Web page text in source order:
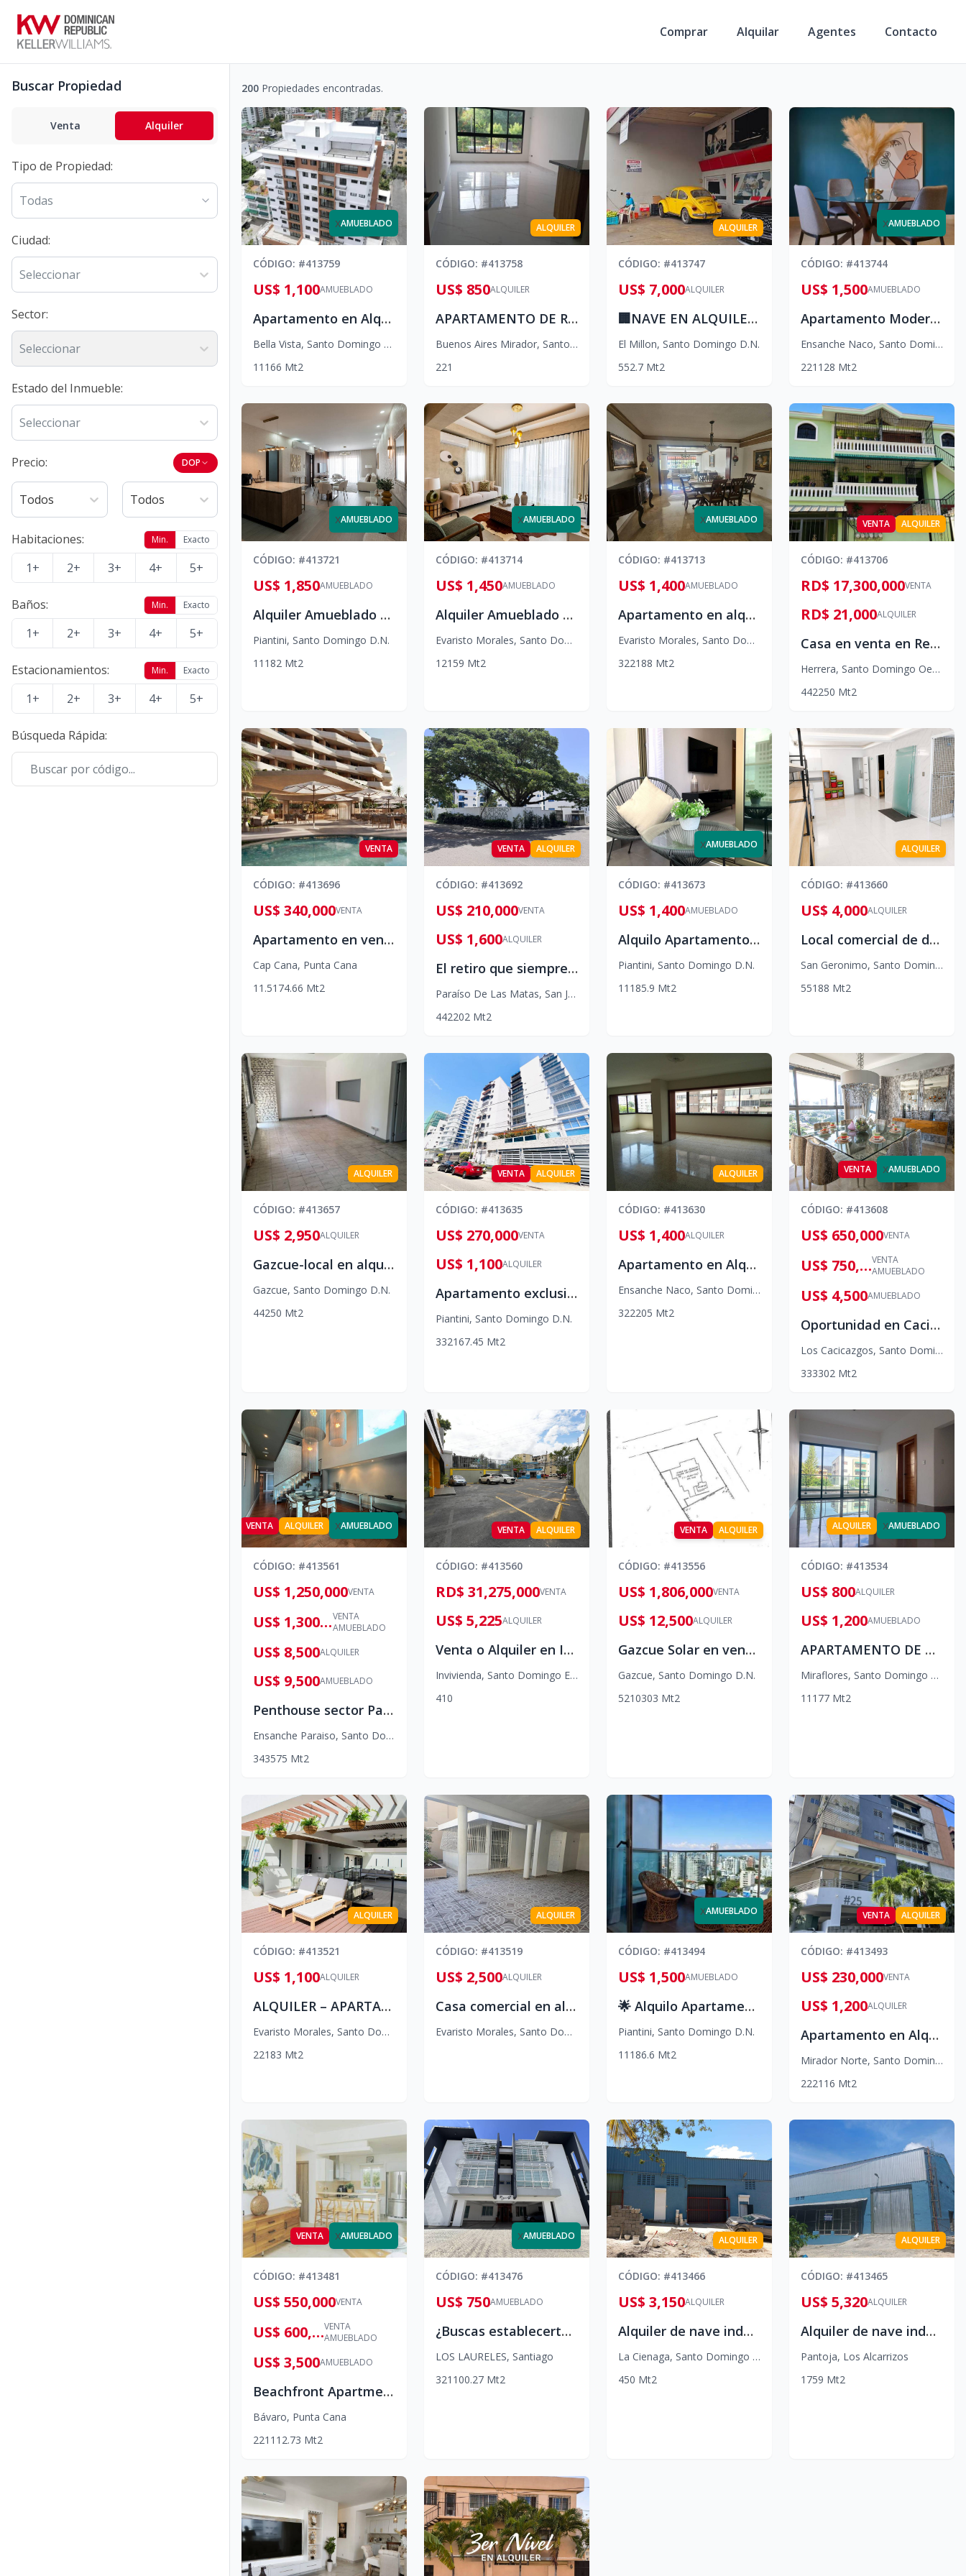
Comprar Alquilar Agentes Contacto
Buscar Propiedad
Venta Alquiler
Tipo de Propiedad:
Todas
Ciudad:
Seleccionar
Sector:
Seleccionar
Estado del Inmueble:
Seleccionar
Precio: DOP
Todos Todos
Habitaciones: Min. Exacto
1+ 2+ 3+ 4+ 5+
Baños: Min. Exacto
1+ 2+ 3+ 4+ 5+
Estacionamientos: Min. Exacto
1+ 2+ 3+ 4+ 5+
Búsqueda Rápida:
200 Propiedades encontradas.
xAMUEBLADO
CÓDIGO: #413759
AMUEBLADO
US$ 1,100
Apartamento en Alquiler | Bella Vista, Santo Domingo
Bella Vista, Santo Domingo D.N.
1 1 166 Mt2
ALQUILER
CÓDIGO: #413758
ALQUILER
US$ 850
APARTAMENTO DE RENTA
Buenos Aires Mirador, Santo Domingo D.N.
221
ALQUILER
CÓDIGO: #413747
ALQUILER
US$ 7,000
🏢NAVE EN ALQUILER – AV. NÚÑEZ DE CÁCERES
El Millon, Santo Domingo D.N.
552.7 Mt2
xAMUEBLADO
CÓDIGO: #413744
AMUEBLADO
US$ 1,500
Apartamento Moderno
Ensanche Naco, Santo Domingo D.N.
221 128 Mt2
xAMUEBLADO
CÓDIGO: #413721
AMUEBLADO
US$ 1,850
Alquiler Amueblado Apartamento de 1 habitación en Piantini
Piantini, Santo Domingo D.N.
1 1 182 Mt2
xAMUEBLADO
CÓDIGO: #413714
AMUEBLADO
US$ 1,450
Alquiler Amueblado De Apartamento de 1 habitación amueblado en Evaristo Morales
Evaristo Morales, Santo Domingo D.N.
1 21 59 Mt2
xAMUEBLADO
CÓDIGO: #413713
AMUEBLADO
US$ 1,400
Apartamento en alquiler amueblado, Evaristo Morales
Evaristo Morales, Santo Domingo D.N.
322188 Mt2
VENTA ALQUILER
CÓDIGO: #413706
VENTA
RD$ 17,300,000
ALQUILER
RD$ 21,000
Casa en venta en Reparto Rosa, más apartamento en alquiler
Herrera, Santo Domingo Oeste
442250 Mt2
VENTA
CÓDIGO: #413696
VENTA
US$ 340,000
Apartamento en venta en Punta Cana, Wave Garden
Cap Cana, Punta Cana
1 1.51 74.66 Mt2
VENTA ALQUILER
CÓDIGO: #413692
VENTA
US$ 210,000
ALQUILER
US$ 1,600
El retiro que siempre imaginaste, rodeado de naturaleza y bienestar encuentralo en SAJOMA
Paraíso De Las Matas, San José De Las Matas
442202 Mt2
xAMUEBLADO
CÓDIGO: #413673
AMUEBLADO
US$ 1,400
Alquilo Apartamento Amueblado de Lujo con Balcón en Torre Premium – 1 Habitación | US$1,400
Piantini, Santo Domingo D.N.
1 1 185.9 Mt2
ALQUILER
CÓDIGO: #413660
ALQUILER
US$ 4,000
Local comercial de dos niveles en Alquiler, Avenida Olof Palme, San Geronimo
San Geronimo, Santo Domingo D.N.
55188 Mt2
ALQUILER
CÓDIGO: #413657
ALQUILER
US$ 2,950
Gazcue-local en alquiler
Gazcue, Santo Domingo D.N.
44250 Mt2
VENTA ALQUILER
CÓDIGO: #413635
VENTA
US$ 270,000
ALQUILER
US$ 1,100
Apartamento exclusivo en torre Saratoga-Piantini- zona premium, alta demanda y estilo de vida
Piantini, Santo Domingo D.N.
332167.45 Mt2
ALQUILER
CÓDIGO: #413630
ALQUILER
US$ 1,400
Apartamento en Alquiler en Naco | Santo Domingo
Ensanche Naco, Santo Domingo D.N.
322205 Mt2
VENTA xAMUEBLADO
CÓDIGO: #413608
VENTA
US$ 650,000
VENTA
AMUEBLADO
US$ 750,000
AMUEBLADO
US$ 4,500
Oportunidad en Cacicazgo
Los Cacicazgos, Santo Domingo D.N.
333302 Mt2
VENTA ALQUILER xAMUEBLADO
CÓDIGO: #413561
VENTA
US$ 1,250,000
VENTA
AMUEBLADO
US$ 1,300,000
ALQUILER
US$ 8,500
AMUEBLADO
US$ 9,500
Penthouse sector Paraiso
Ensanche Paraiso, Santo Domingo D.N.
343575 Mt2
VENTA ALQUILER
CÓDIGO: #413560
VENTA
RD$ 31,275,000
ALQUILER
US$ 5,225
Venta o Alquiler en Invivienda – Local comercial con Nave industrial lista para operar
Invivienda, Santo Domingo Este
410
VENTA ALQUILER
CÓDIGO: #413556
VENTA
US$ 1,806,000
ALQUILER
US$ 12,500
Gazcue Solar en venta y alquiler
Gazcue, Santo Domingo D.N.
5210303 Mt2
ALQUILER xAMUEBLADO
CÓDIGO: #413534
ALQUILER
US$ 800
AMUEBLADO
US$ 1,200
APARTAMENTO DE ALQUILER
Miraflores, Santo Domingo D.N.
1 1 1 77 Mt2
ALQUILER
CÓDIGO: #413521
ALQUILER
US$ 1,100
ALQUILER – APARTAMENTO EVARISTO MORALES
Evaristo Morales, Santo Domingo D.N.
22183 Mt2
ALQUILER
CÓDIGO: #413519
ALQUILER
US$ 2,500
Casa comercial en alquiler, Evaristo Morales.
Evaristo Morales, Santo Domingo D.N.
xAMUEBLADO
CÓDIGO: #413494
AMUEBLADO
US$ 1,500
🌟 Alquilo Apartamento Amueblado de Lujo con Balcón en Torre Premium
Piantini, Santo Domingo D.N.
1 1 186.6 Mt2
VENTA ALQUILER
CÓDIGO: #413493
VENTA
US$ 230,000
ALQUILER
US$ 1,200
Apartamento en Alquiler y/o venta– Mirador Norte, DN
Mirador Norte, Santo Domingo D.N.
222116 Mt2
VENTA xAMUEBLADO
CÓDIGO: #413481
VENTA
US$ 550,000
VENTA
AMUEBLADO
US$ 600,000
AMUEBLADO
US$ 3,500
Beachfront Apartment
Bávaro, Punta Cana
221 112.73 Mt2
xAMUEBLADO
CÓDIGO: #413476
AMUEBLADO
US$ 750
¿Buscas establecerte en Santiago y odias las mudanzas? 👀
LOS LAURELES, Santiago
321 100.27 Mt2
ALQUILER
CÓDIGO: #413466
ALQUILER
US$ 3,150
Alquiler de nave industrial en La Cienaga
La Cienaga, Santo Domingo Oeste
450 Mt2
ALQUILER
CÓDIGO: #413465
ALQUILER
US$ 5,320
Alquiler de nave industrial en Pantoja
Pantoja, Los Alcarrizos
1 759 Mt2